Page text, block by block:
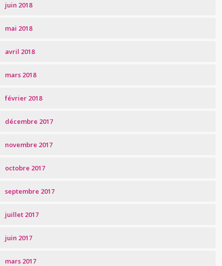
juin 2018
mai 2018
avril 2018
mars 2018
février 2018
décembre 2017
novembre 2017
octobre 2017
septembre 2017
juillet 2017
juin 2017
mars 2017